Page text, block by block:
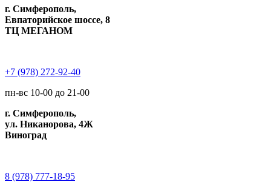
г. Симферополь,
Евпаторийское шоссе, 8
ТЦ МЕГАНОМ
+7 (978) 272-92-40
пн-вс 10-00 до 21-00
г. Симферополь,
ул. Никанорова, 4Ж
Виноград
8 (978) 777-18-95